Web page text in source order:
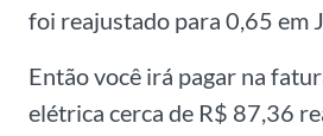
foi reajustado para 0,65 em
Então você irá pagar na
elétrica cerca de R$ 87,36